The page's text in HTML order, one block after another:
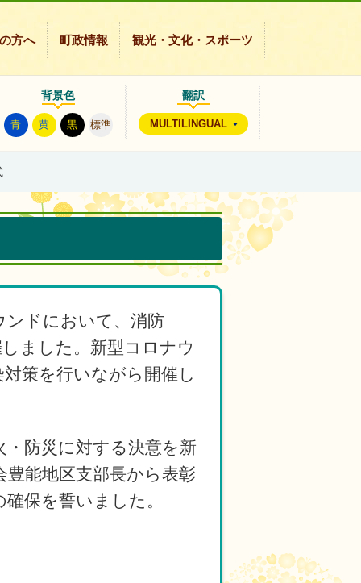
方へ 町政情報 観光・文化・スポーツ
背景色
青 黄 黒 標準
翻訳
MULTILINGUAL
ドにおいて、消防
ました。 新型コロナウ
策を行いながら開催し
防災に対する決意を新
豊能地区支部長から表彰
保を誓いました。